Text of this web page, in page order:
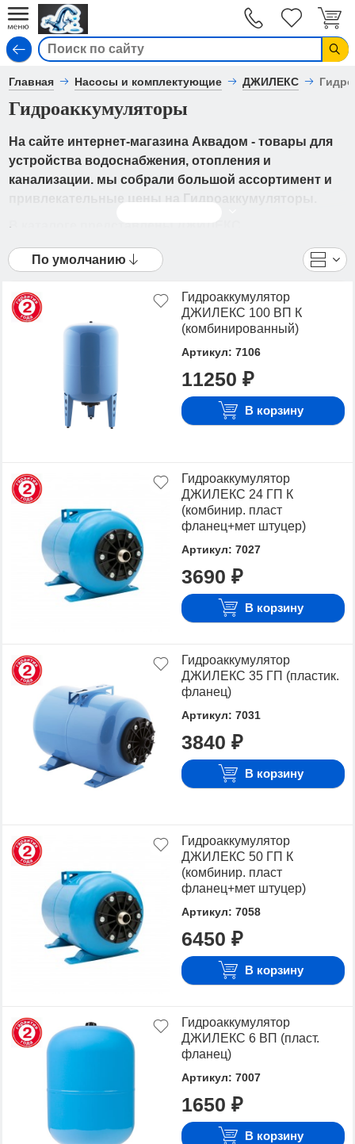
Главная Насосы и комплектующие ДЖИЛЕКС
Гидроаккумуляторы
На сайте интернет-магазина Аквадом - товары для
устройства водоснабжения, отопления и
канализации. мы собрали большой ассортимент и
В каталоге представлены ДЖИЛЕКС
- Гидроаккумуляторы от ведущих мировых
производителей. Вы можете ознакомиться с
покупателей, техническими характеристиками, а
также сравнить понравившиеся модели и выбрать
достаточно оформить заявку на сайте или
связаться с консультантом в режиме on-line.
По умолчанию
Гидроаккумулятор
ДЖИЛЕКС 100 ВП К
(комбинированный)
Артикул: 7106
11250 ₽
В корзину
Гидроаккумулятор
ДЖИЛЕКС 24 ГП К
(комбинир. пласт
фланец+мет штуцер)
Артикул: 7027
3690 ₽
В корзину
Гидроаккумулятор
ДЖИЛЕКС 35 ГП (пластик.
фланец)
Артикул: 7031
3840 ₽
В корзину
Гидроаккумулятор
ДЖИЛЕКС 50 ГП К
(комбинир. пласт
фланец+мет штуцер)
Артикул: 7058
6450 ₽
В корзину
Гидроаккумулятор
ДЖИЛЕКС 6 ВП (пласт.
фланец)
Артикул: 7007
1650 ₽
В корзину